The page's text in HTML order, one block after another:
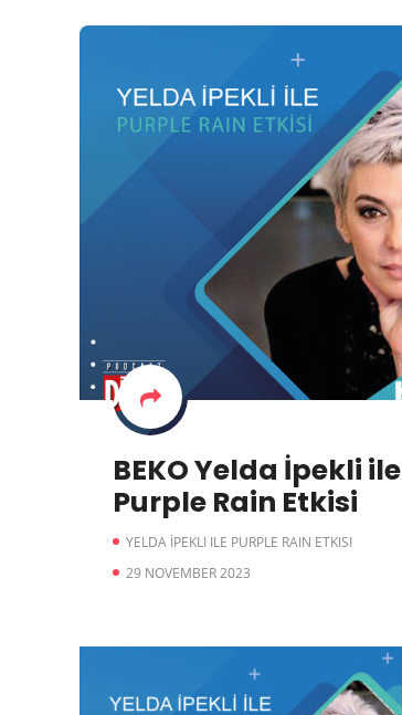
BEKO Yelda İpekli ile
Purple Rain Etkisi
YELDA İPEKLI ILE PURPLE RAIN ETKISI
29 NOVEMBER 2023